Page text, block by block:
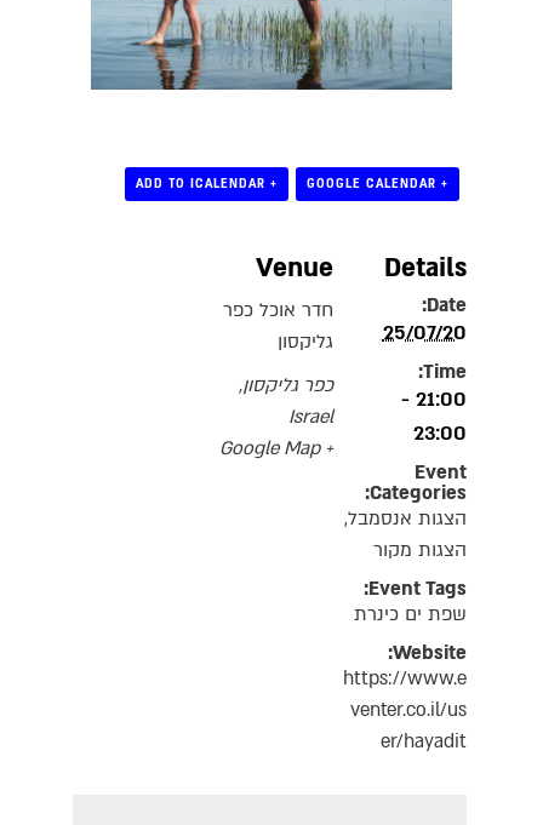
+ GOOGLE CALENDAR
+ ADD TO ICALENDAR
Details
Date:
25/07/20
Time:
21:00 -
23:00
Event
Categories:
הצגות אנסמבל,
הצגות מקור
Event Tags:
שפת ים כינרת
Website:
https://www.e
venter.co.il/us
er/hayadit
Venue
חדר אוכל כפר
גליקסון
כפר גליקסון,
Israel
+ Google Map